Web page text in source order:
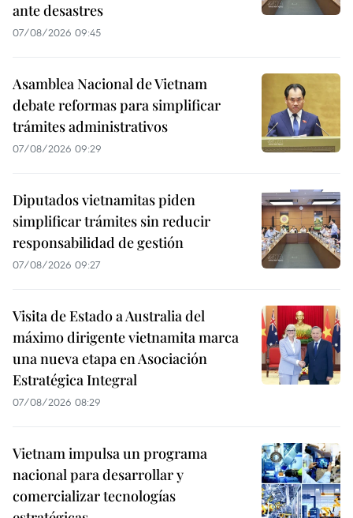
ante desastres
07/08/2026 09:45
Asamblea Nacional de Vietnam
debate reformas para simplificar
trámites administrativos
07/08/2026 09:29
Diputados vietnamitas piden
simplificar trámites sin reducir
responsabilidad de gestión
07/08/2026 09:27
Visita de Estado a Australia del
máximo dirigente vietnamita marca
una nueva etapa en Asociación
Estratégica Integral
07/08/2026 08:29
Vietnam impulsa un programa
nacional para desarrollar y
comercializar tecnologías